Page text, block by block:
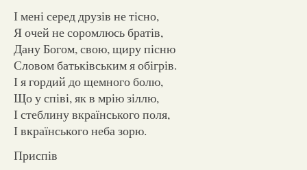
І мені серед друзів не тісно,
Я очей не соромлюсь братів,
Дану Богом, свою, щиру пісню
Словом батьківським я обігрів.
І я гордий до щемного болю,
Що у співі, як в мрію зіллю,
І стеблину вкраїнського поля,
І вкраїнського неба зорю.
Приспів